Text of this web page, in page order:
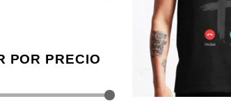
POR PRECIO
+